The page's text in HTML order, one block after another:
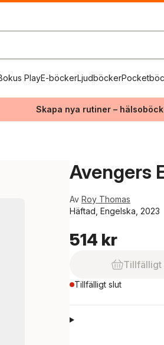
PlayE-böckerLjudböcker
Skapa nya rutiner –
Avengers
Av Roy Thomas
Häftad, Engelska, 2023
514 kr
Tillfälligt
Tillfälligt slut